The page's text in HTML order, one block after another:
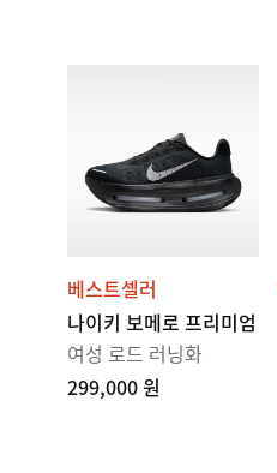
베스트셀러
나이키 보메로 프리미엄
여성 로드 러닝화
299,000 원